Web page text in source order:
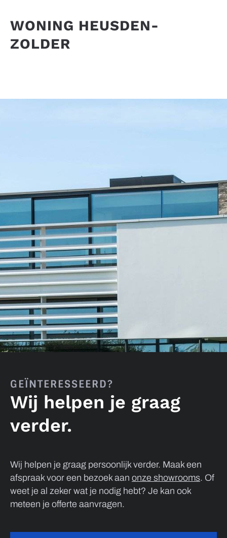
WONING HEUSDEN-
ZOLDER
GEÏNTERESSEERD?
Wij helpen je graag
verder.
Wij helpen je graag persoonlijk verder. Maak een
afspraak voor een bezoek aan onze showrooms. Of
weet je al zeker wat je nodig hebt? Je kan ook
meteen je offerte aanvragen.